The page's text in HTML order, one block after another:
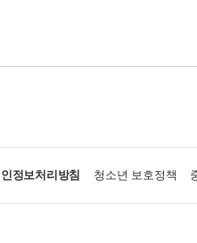
정보처리방침 청소년 보호정책